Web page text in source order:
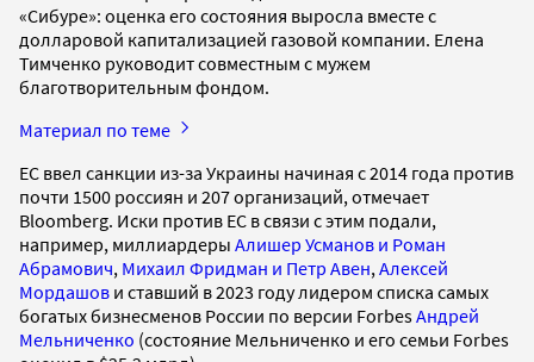
«Сибуре»: оценка его состояния выросла вместе с
долларовой капитализацией газовой компании. Елена
Тимченко руководит совместным с мужем
благотворительным фондом.
Материал по теме
ЕС ввел санкции из-за Украины начиная с 2014 года против
почти 1500 россиян и 207 организаций, отмечает
Bloomberg. Иски против ЕС в связи с этим подали,
например, миллиардеры Алишер Усманов и Роман
Абрамович, Михаил Фридман и Петр Авен, Алексей
Мордашов и ставший в 2023 году лидером списка самых
богатых бизнесменов России по версии ForbesАндрей
Мельниченко (состояние Мельниченко и его семьи Forbes